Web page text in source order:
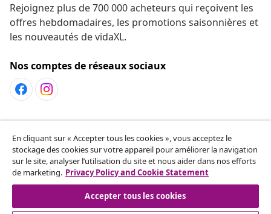
Rejoignez plus de 700 000 acheteurs qui reçoivent les
offres hebdomadaires, les promotions saisonnières et
les nouveautés de vidaXL.
Nos comptes de réseaux sociaux
Service Clients
vidaXL
En cliquant sur « Accepter tous les cookies », vous acceptez le
stockage des cookies sur votre appareil pour améliorer la navigation
sur le site, analyser l’utilisation du site et nous aider dans nos efforts
de marketing. Privacy Policy and Cookie Statement
Accepter tous les cookies